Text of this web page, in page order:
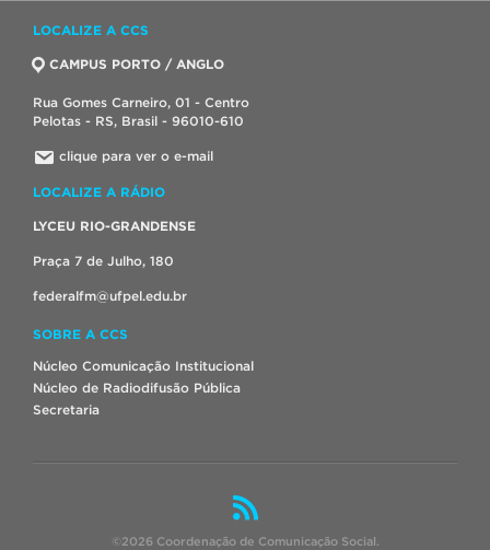
LOCALIZE A CCS
CAMPUS PORTO / ANGLO
Rua Gomes Carneiro, 01 - Centro
Pelotas - RS, Brasil - 96010-610
clique para ver o e-mail
LOCALIZE A RÁDIO
LYCEU RIO-GRANDENSE
Praça 7 de Julho, 180
federalfm@ufpel.edu.br
SOBRE A CCS
Núcleo Comunicação Institucional
Núcleo de Radiodifusão Pública
Secretaria
©2026 Coordenação de Comunicação Social.